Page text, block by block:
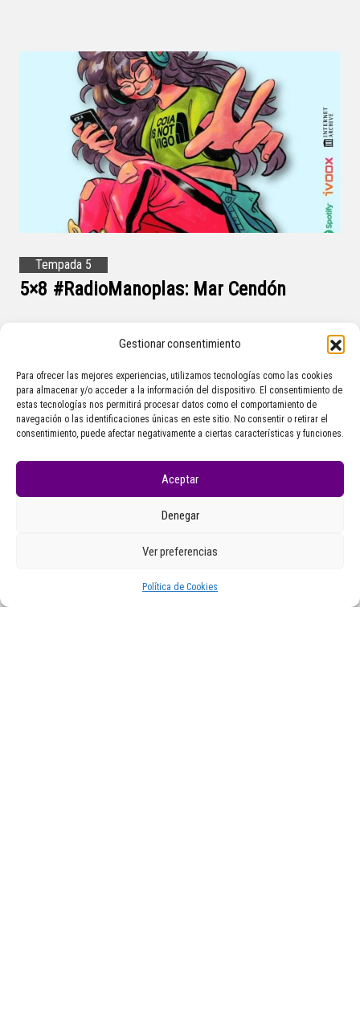
Gestionar consentimiento
Para ofrecer las mejores experiencias, utilizamos tecnologías como las cookies
para almacenar y/o acceder a la información del dispositivo. El consentimiento de
estas tecnologías nos permitirá procesar datos como el comportamiento de
navegación o las identificaciones únicas en este sitio. No consentir o retirar el
consentimiento, puede afectar negativamente a ciertas características y funciones.
Aceptar
Denegar
Ver preferencias
Política de Cookies
Tempada 5
5×8 #RadioManoplas: Mar Cendón
Presentamos as cuncas metálicas “Coia